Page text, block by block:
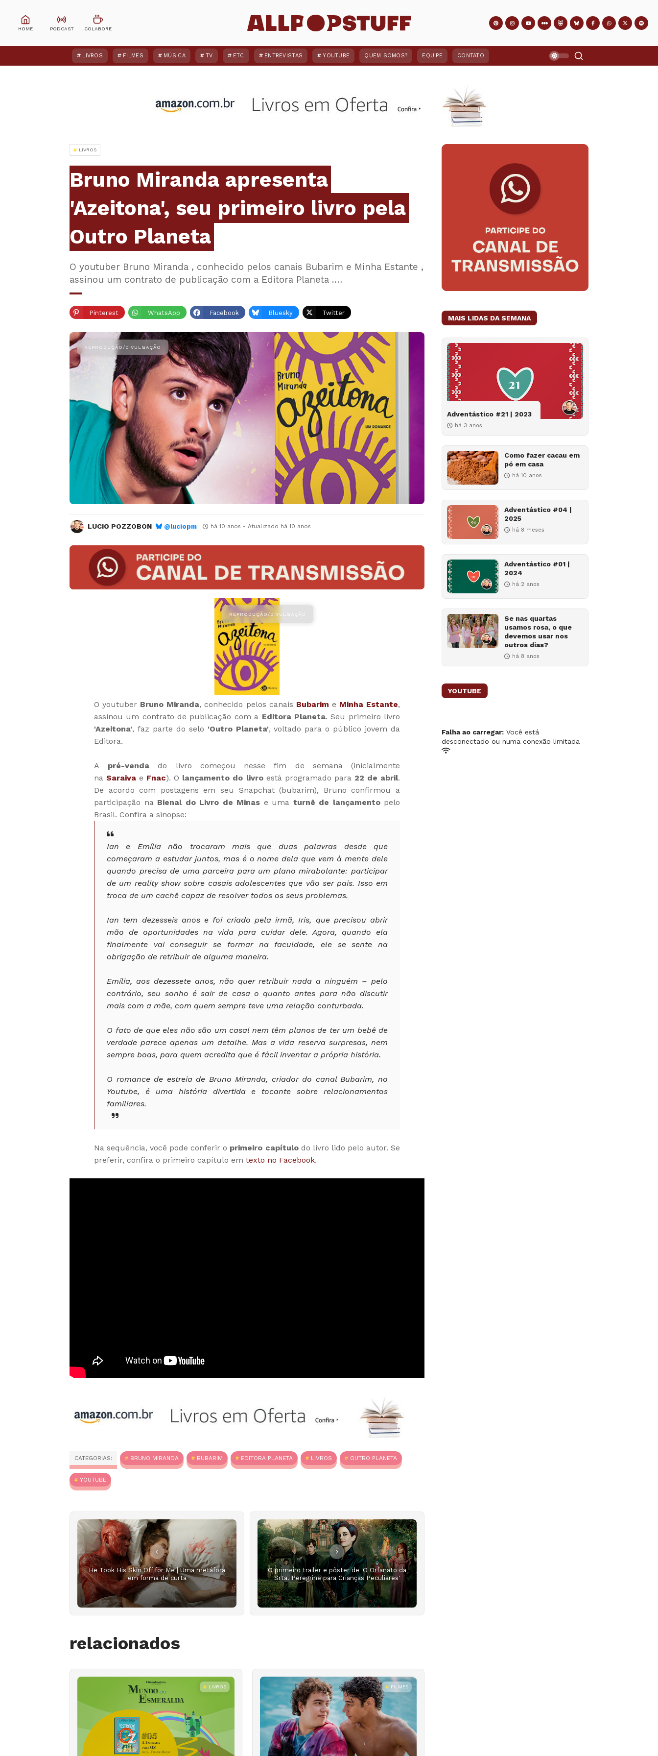
LIVROS FILMES MÚSICA TV ETC ENTREVISTAS YOUTUBE QUEM SOMOS? EQUIPE CONTATO
LIVROS
Bruno Miranda apresenta
'Azeitona', seu primeiro livro pela
Outro Planeta
O youtuber Bruno Miranda , conhecido pelos canais Bubarim e Minha Estante ,
assinou um contrato de publicação com a Editora Planeta .…
Pinterest WhatsApp Facebook Bluesky Twitter
LUCIO POZZOBON @luciopm há 10 anos - Atualizado há 10 anos
O youtuber Bruno Miranda, conhecido pelos canais Bubarim e Minha Estante,
assinou um contrato de publicação com a Editora Planeta. Seu primeiro livro
'Azeitona', faz parte do selo 'Outro Planeta', voltado para o público jovem da
Editora.
A pré-venda do livro começou nesse fim de semana (inicialmente
naSaraiva e Fnac). O lançamento do livroestá programado para 22 de abril.
De acordo com postagens em seu Snapchat (bubarim), Bruno confirmou a
participação na Bienal do Livro de Minas e uma turnê de lançamentopelo
Brasil. Confira a sinopse:
Ian e Emília não trocaram mais que duas palavras desde que
começaram a estudar juntos, mas é o nome dela que vem à mente dele
quando precisa de uma parceira para um plano mirabolante: participar
de um reality show sobre casais adolescentes que vão ser pais. Isso em
troca de um cachê capaz de resolver todos os seus problemas.
Ian tem dezesseis anos e foi criado pela irmã, Iris, que precisou abrir
mão de oportunidades na vida para cuidar dele. Agora, quando ela
finalmente vai conseguir se formar na faculdade, ele se sente na
obrigação de retribuir de alguma maneira.
Emília, aos dezessete anos, não quer retribuir nada a ninguém – pelo
contrário, seu sonho é sair de casa o quanto antes para não discutir
mais com a mãe, com quem sempre teve uma relação conturbada.
O fato de que eles não são um casal nem têm planos de ter um bebê de
verdade parece apenas um detalhe. Mas a vida reserva surpresas, nem
sempre boas, para quem acredita que é fácil inventar a própria história.
O romance de estreia de Bruno Miranda, criador do canal Bubarim, no
Youtube, é uma história divertida e tocante sobre relacionamentos
familiares.
Na sequência, você pode conferir o primeiro capítulodo livro lido pelo autor. Se
preferir, confira o primeiro capítulo em texto no Facebook.
CATEGORIAS: BRUNO MIRANDA BUBARIM EDITORA PLANETA LIVROS OUTRO PLANETA
YOUTUBE
He Took His Skin Off for Me | Uma metáfora
em forma de curta
O primeiro trailer e pôster de 'O Orfanato da
Srta. Peregrine para Crianças Peculiares'
relacionados
LIVROS FILMES
MAIS LIDAS DA SEMANA
Adventástico #21 | 2023
há 3 anos
Como fazer cacau em
pó em casa
há 10 anos
Adventástico #04 |
2025
há 8 meses
Adventástico #01 |
2024
há 2 anos
Se nas quartas
usamos rosa, o que
devemos usar nos
outros dias?
há 8 anos
YOUTUBE
Falha ao carregar: Você está
desconectado ou numa conexão limitada